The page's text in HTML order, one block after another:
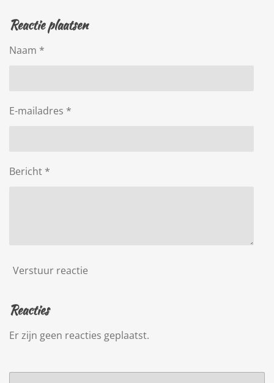
e
n
l
r
e
e
n
Reactie plaatsen
Naam *
E-mailadres *
Bericht *
Verstuur reactie
Reacties
Er zijn geen reacties geplaatst.